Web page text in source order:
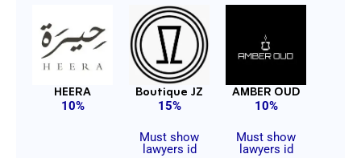
HEERA
10%
Boutique JZ
15%
Must show
lawyers id
AMBER OUD
10%
Must show
lawyers id